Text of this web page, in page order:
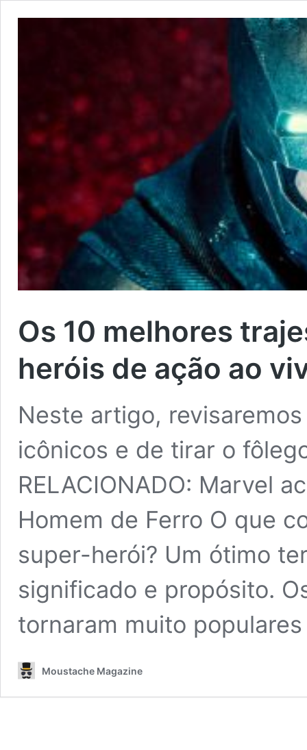
Os 10 melhores
heróis de ação ao
Neste artigo,
icônicos e de tirar o
RELACIONADO: Marvel
Homem de Ferro O que
super-herói? Um ótimo
significado e propósito.
tornaram muito
Moustache Magazine